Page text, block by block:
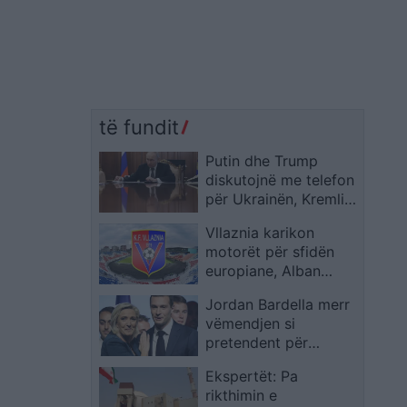
të fundit
Putin dhe Trump
diskutojnë me telefon
për Ukrainën, Kremlini
diplomatike, reagon
edhe Zelensky
Vllaznia karikon
motorët për sfidën
europiane, Alban
Malishevës me
treshen Balaj-
Gurishta-Murataj
Jordan Bardella merr
vëmendjen si
pretendent për
Le Pen mbetet jashtë
garës
Ekspertët: Pa
rikthimin e